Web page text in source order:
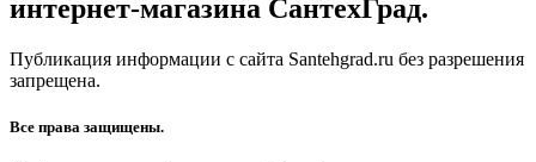
интернет-магазина СантехГрад.
Публикация информации с сайта Santehgrad.ru без разрешения
запрещена.
Все права защищены.